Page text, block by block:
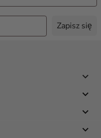
Zapisz się



